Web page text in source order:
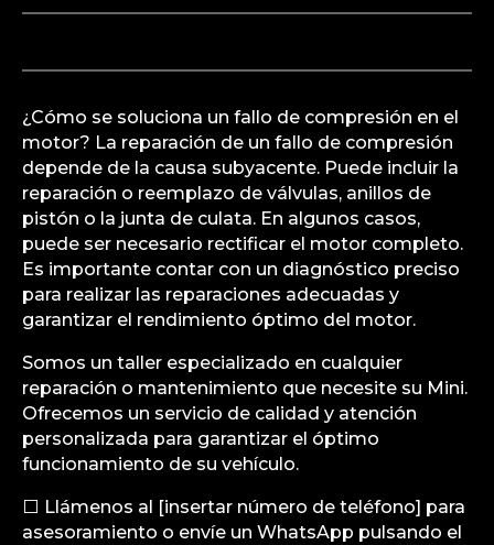
¿Cómo se soluciona un fallo de compresión en el
motor? La reparación de un fallo de compresión
depende de la causa subyacente. Puede incluir la
reparación o reemplazo de válvulas, anillos de
pistón o la junta de culata. En algunos casos,
puede ser necesario rectificar el motor completo.
Es importante contar con un diagnóstico preciso
para realizar las reparaciones adecuadas y
garantizar el rendimiento óptimo del motor.
Somos un taller especializado en cualquier
reparación o mantenimiento que necesite su Mini.
Ofrecemos un servicio de calidad y atención
personalizada para garantizar el óptimo
funcionamiento de su vehículo.
⬜ Llámenos al [insertar número de teléfono] para
asesoramiento o envíe un WhatsApp pulsando el